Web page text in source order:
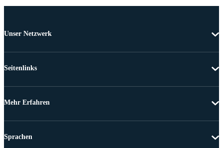
Unser Netzwerk
Seitenlinks
Mehr Erfahren
Sprachen